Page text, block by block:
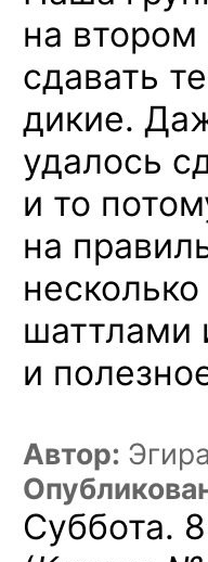
на
сдавать
дикие.
удалось
и то
на
шаттлами
и
Автор: Эгира
Суббота.